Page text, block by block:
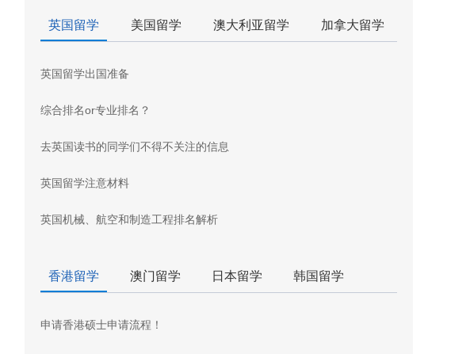
英国留学 美国留学 澳大利亚留学 加拿大留学
英国留学出国准备
综合排名or专业排名？
去英国读书的同学们不得不关注的信息
英国留学注意材料
英国机械、航空和制造工程排名解析
香港留学 澳门留学 日本留学 韩国留学
申请香港硕士申请流程！